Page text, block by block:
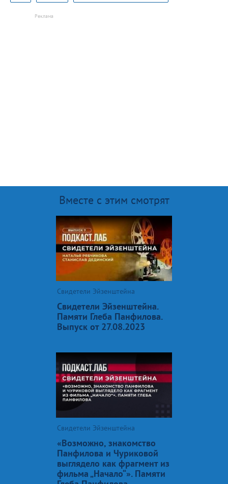
Вместе с этим смотрят
Свидетели Эйзенштейна
Свидетели Эйзенштейна.
Памяти Глеба Панфилова.
Выпуск от 27.08.2023
Свидетели Эйзенштейна
«Возможно, знакомство
Панфилова и Чуриковой
выглядело как фрагмент из
фильма „Начало“». Памяти